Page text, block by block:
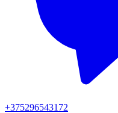
+375296543172